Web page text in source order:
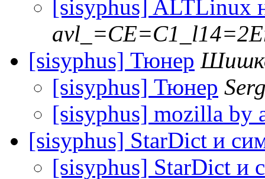
[sisyphus] ALTLinux
[sisyphus] Тюнер
[sisyphus] Тюнер
[sisyphus] mozilla by
[sisyphus] StarDict и
[sisyphus] StarDict и